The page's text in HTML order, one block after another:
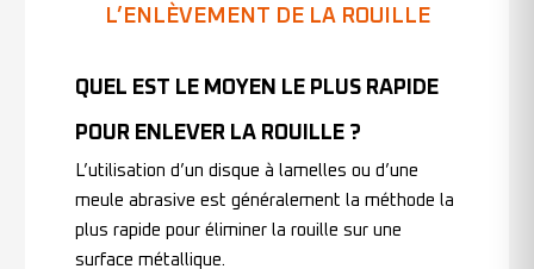
L’ENLÈVEMENT DE LA ROUILLE
QUEL EST LE MOYEN LE PLUS RAPIDE
POUR ENLEVER LA ROUILLE ?
L’utilisation d’un disque à lamelles ou d’une
meule abrasive est généralement la méthode la
plus rapide pour éliminer la rouille sur une
surface métallique.